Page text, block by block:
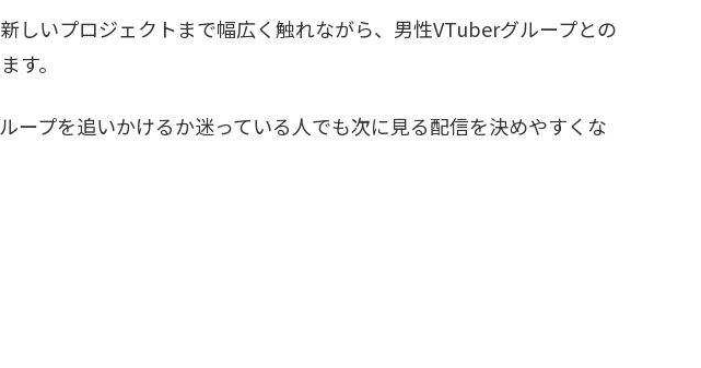
しいプロジェクトまで幅広く触れながら、男性VTuberグループとの
す。
ープを追いかけるか迷っている人でも次に見る配信を決めやすくな